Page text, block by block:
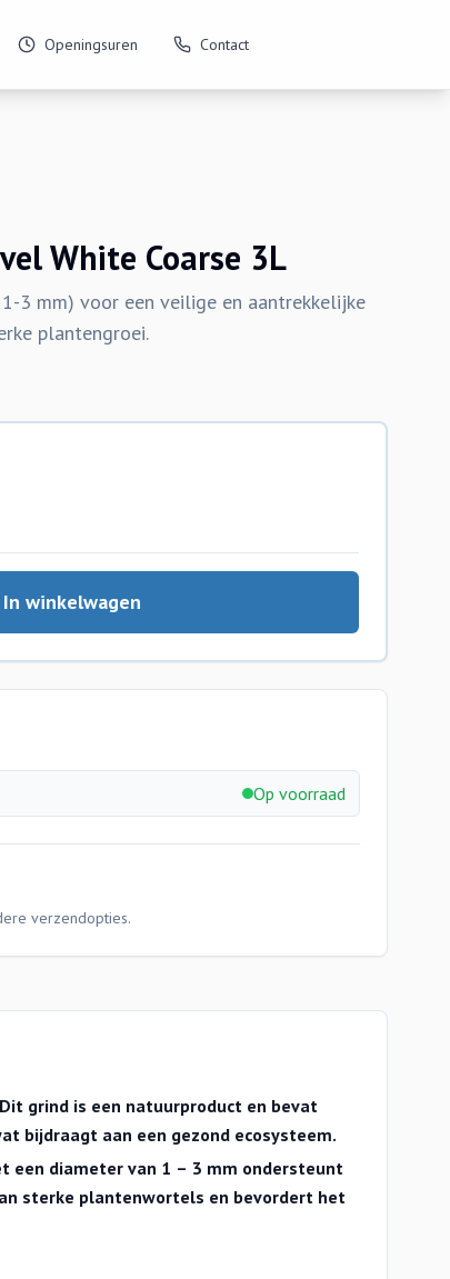
Openingsuren Contact
White Coarse 3L
3 mm) voor een veilige en aantrekkelijke
plantengroei.
In winkelwagen
Op voorraad
verzendopties.
grind is een natuurproduct en bevat
bijdraagt aan een gezond ecosysteem.
een diameter van 1 – 3 mm ondersteunt
sterke plantenwortels en bevordert het